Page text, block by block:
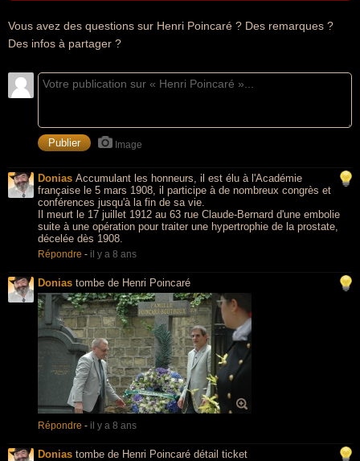
Vous avez des questions sur Henri Poincaré ? Des remarques ?
Des infos à partager ?
Image
Donias Accumulant les honneurs, il est élu à l'Académie
française le 5 mars 1908, il participe à de nombreux congrès et
conférences jusqu'à la fin de sa vie.
Il meurt le 17 juillet 1912 au 63 rue Claude-Bernard d'une embolie
suite à une opération pour traiter une hypertrophie de la prostate,
décelée dès 1908.
Répondre - il y a 8 ans
Donias tombe de Henri Poincaré
Répondre - il y a 8 ans
Donias tombe de Henri Poincaré détail ticket